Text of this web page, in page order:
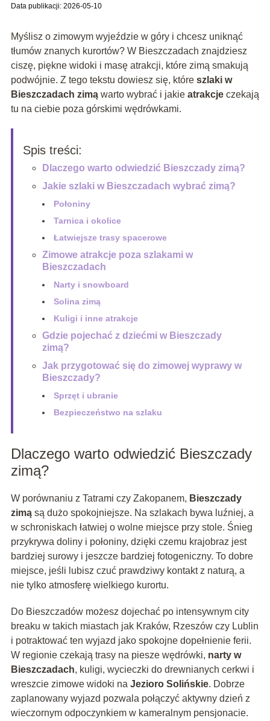
Data publikacji: 2026-05-10
Myślisz o zimowym wyjeździe w góry i chcesz uniknąć
tłumów znanych kurortów? W Bieszczadach znajdziesz
ciszę, piękne widoki i masę atrakcji, które zimą smakują
podwójnie. Z tego tekstu dowiesz się, które szlaki w
Bieszczadach zimąwarto wybrać i jakie atrakcjeczekają
tu na ciebie poza górskimi wędrówkami.
Spis treści:
Dlaczego warto odwiedzić Bieszczady zimą?
Jakie szlaki w Bieszczadach wybrać zimą?
Połoniny
Tarnica i okolice
Łatwiejsze trasy spacerowe
Zimowe atrakcje poza szlakami w
Bieszczadach
Narty i snowboard
Solina zimą
Kuligi i inne atrakcje
Gdzie pojechać z dziećmi w Bieszczady
zimą?
Jak przygotować się do zimowej wyprawy w
Bieszczady?
Sprzęt i ubranie
Bezpieczeństwo na szlaku
Dlaczego warto odwiedzić Bieszczady
zimą?
W porównaniu z Tatrami czy Zakopanem, Bieszczady
zimąsą dużo spokojniejsze. Na szlakach bywa luźniej, a
w schroniskach łatwiej o wolne miejsce przy stole. Śnieg
przykrywa doliny i połoniny, dzięki czemu krajobraz jest
bardziej surowy i jeszcze bardziej fotogeniczny. To dobre
miejsce, jeśli lubisz czuć prawdziwy kontakt z naturą, a
nie tylko atmosferę wielkiego kurortu.
Do Bieszczadów możesz dojechać po intensywnym city
breaku w takich miastach jak Kraków, Rzeszów czy Lublin
i potraktować ten wyjazd jako spokojne dopełnienie ferii.
W regionie czekają trasy na piesze wędrówki, narty w
Bieszczadach, kuligi, wycieczki do drewnianych cerkwi i
wreszcie zimowe widoki na Jezioro Solińskie. Dobrze
zaplanowany wyjazd pozwala połączyć aktywny dzień z
wieczornym odpoczynkiem w kameralnym pensjonacie.